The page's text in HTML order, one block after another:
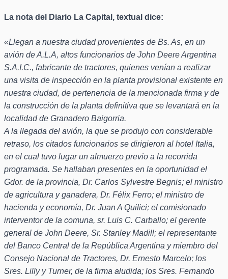
La nota del Diario La Capital, textual dice:
«Llegan a nuestra ciudad provenientes de Bs. As, en un
avión de A.L.A, altos funcionarios de John Deere Argentina
S.A.I.C., fabricante de tractores, quienes venían a realizar
una visita de inspección en la planta provisional existente en
nuestra ciudad, de pertenencia de la mencionada firma y de
la construcción de la planta definitiva que se levantará en la
localidad de Granadero Baigorria.
A la llegada del avión, la que se produjo con considerable
retraso, los citados funcionarios se dirigieron al hotel Italia,
en el cual tuvo lugar un almuerzo previo a la recorrida
programada. Se hallaban presentes en la oportunidad el
Gdor. de la provincia, Dr. Carlos Sylvestre Begnis; el ministro
de agricultura y ganadera, Dr. Félix Ferro; el ministro de
hacienda y economía, Dr. Juan A Quilici; el comisionado
interventor de la comuna, sr. Luis C. Carballo; el gerente
general de John Deere, Sr. Stanley Madill; el representante
del Banco Central de la República Argentina y miembro del
Consejo Nacional de Tractores, Dr. Ernesto Marcelo; los
Sres. Lilly y Turner, de la firma aludida; los Sres. Fernando